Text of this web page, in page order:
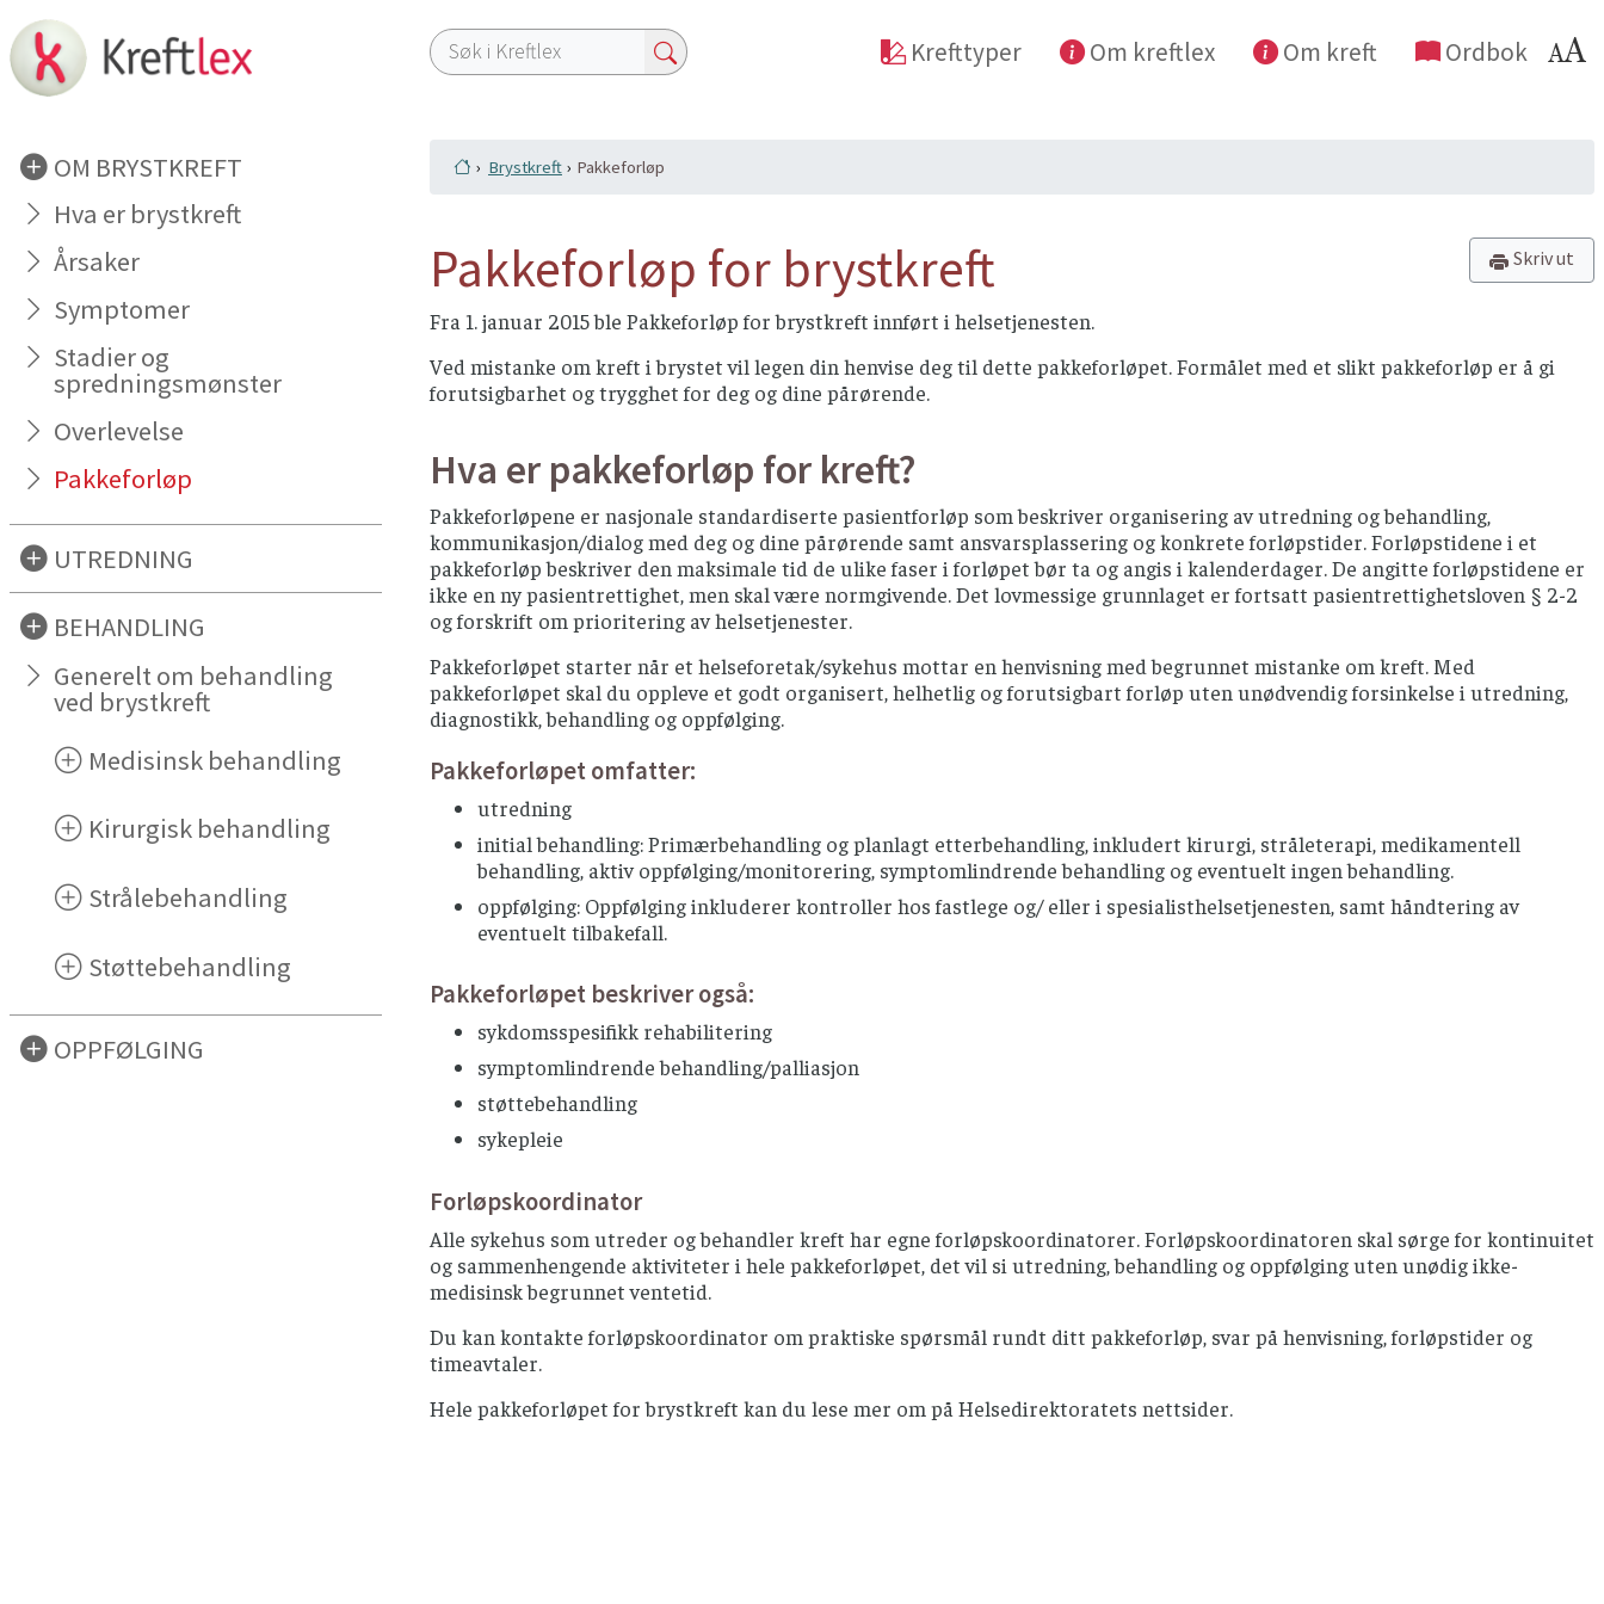
OM BRYSTKREFT
Hva er brystkreft
Årsaker
Symptomer
Stadier og
spredningsmønster
Overlevelse
Pakkeforløp
UTREDNING
BEHANDLING
Generelt om behandling
ved brystkreft
Medisinsk behandling
Kirurgisk behandling
Strålebehandling
Støttebehandling
OPPFØLGING
Krefttyper Om kreftlex Om kreft Ordbok
Brystkreft Pakkeforløp
Skriv ut
Pakkeforløp for brystkreft
Fra 1. januar 2015 ble Pakkeforløp for brystkreft innført i helsetjenesten.
Ved mistanke om kreft i brystet vil legen din henvise deg til dette pakkeforløpet. Formålet med et slikt pakkeforløp er å gi
forutsigbarhet og trygghet for deg og dine pårørende.
Hva er pakkeforløp for kreft?
Pakkeforløpene er nasjonale standardiserte pasientforløp som beskriver organisering av utredning og behandling,
kommunikasjon/dialog med deg og dine pårørende samt ansvarsplassering og konkrete forløpstider. Forløpstidene i et
pakkeforløp beskriver den maksimale tid de ulike faser i forløpet bør ta og angis i kalenderdager. De angitte forløpstidene er
ikke en ny pasientrettighet, men skal være normgivende. Det lovmessige grunnlaget er fortsatt pasientrettighetsloven § 2-2
og forskrift om prioritering av helsetjenester.
Pakkeforløpet starter når et helseforetak/sykehus mottar en henvisning med begrunnet mistanke om kreft. Med
pakkeforløpet skal du oppleve et godt organisert, helhetlig og forutsigbart forløp uten unødvendig forsinkelse i utredning,
diagnostikk, behandling og oppfølging.
Pakkeforløpet omfatter:
utredning
initial behandling: Primærbehandling og planlagt etterbehandling, inkludert kirurgi, stråleterapi, medikamentell
behandling, aktiv oppfølging/monitorering, symptomlindrende behandling og eventuelt ingen behandling.
oppfølging: Oppfølging inkluderer kontroller hos fastlege og/ eller i spesialisthelsetjenesten, samt håndtering av
eventuelt tilbakefall.
Pakkeforløpet beskriver også:
sykdomsspesifikk rehabilitering
symptomlindrende behandling/palliasjon
støttebehandling
sykepleie
Forløpskoordinator
Alle sykehus som utreder og behandler kreft har egne forløpskoordinatorer. Forløpskoordinatoren skal sørge for kontinuitet
og sammenhengende aktiviteter i hele pakkeforløpet, det vil si utredning, behandling og oppfølging uten unødig ikke-
medisinsk begrunnet ventetid.
Du kan kontakte forløpskoordinator om praktiske spørsmål rundt ditt pakkeforløp, svar på henvisning, forløpstider og
timeavtaler.
Hele pakkeforløpet for brystkreft kan du lese mer om på Helsedirektoratets nettsider.